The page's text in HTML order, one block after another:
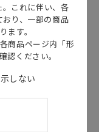
グ 日本語
B
B 操作編
これに伴い、各
り、一部の商品
ます。
商品ページ内「形
認ください。
しない